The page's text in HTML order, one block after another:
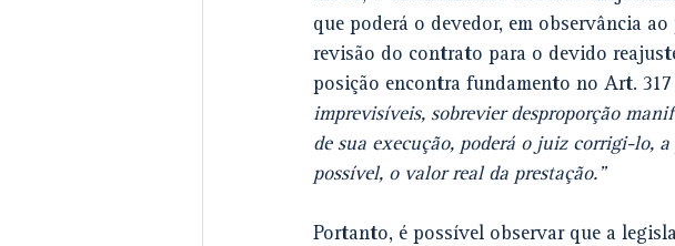
que poderá o devedor, em observância
revisão do contrato para o devido
posição encontra fundamento no Art.
imprevisíveis, sobrevier desproporção
de sua execução, poderá o juiz corrigi-lo,
possível, o valor real da prestação.”
Portanto, é possível observar que a